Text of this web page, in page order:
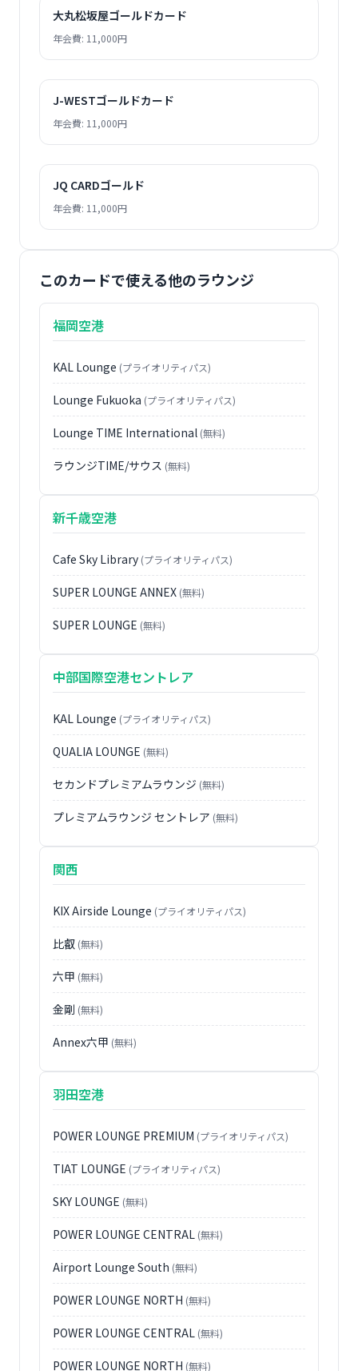
大丸松坂屋ゴールドカード
年会費: 11,000円
J-WESTゴールドカード
年会費: 11,000円
JQ CARDゴールド
年会費: 11,000円
このカードで使える他のラウンジ
福岡空港
KAL Lounge (プライオリティパス)
Lounge Fukuoka (プライオリティパス)
Lounge TIME International (無料)
ラウンジTIME/サウス (無料)
新千歳空港
Cafe Sky Library (プライオリティパス)
SUPER LOUNGE ANNEX (無料)
SUPER LOUNGE (無料)
中部国際空港セントレア
KAL Lounge (プライオリティパス)
QUALIA LOUNGE (無料)
セカンドプレミアムラウンジ (無料)
プレミアムラウンジ セントレア (無料)
関西
KIX Airside Lounge (プライオリティパス)
比叡 (無料)
六甲 (無料)
金剛 (無料)
Annex六甲 (無料)
羽田空港
POWER LOUNGE PREMIUM (プライオリティパス)
TIAT LOUNGE (プライオリティパス)
SKY LOUNGE (無料)
POWER LOUNGE CENTRAL (無料)
Airport Lounge South (無料)
POWER LOUNGE NORTH (無料)
POWER LOUNGE CENTRAL (無料)
POWER LOUNGE NORTH (無料)